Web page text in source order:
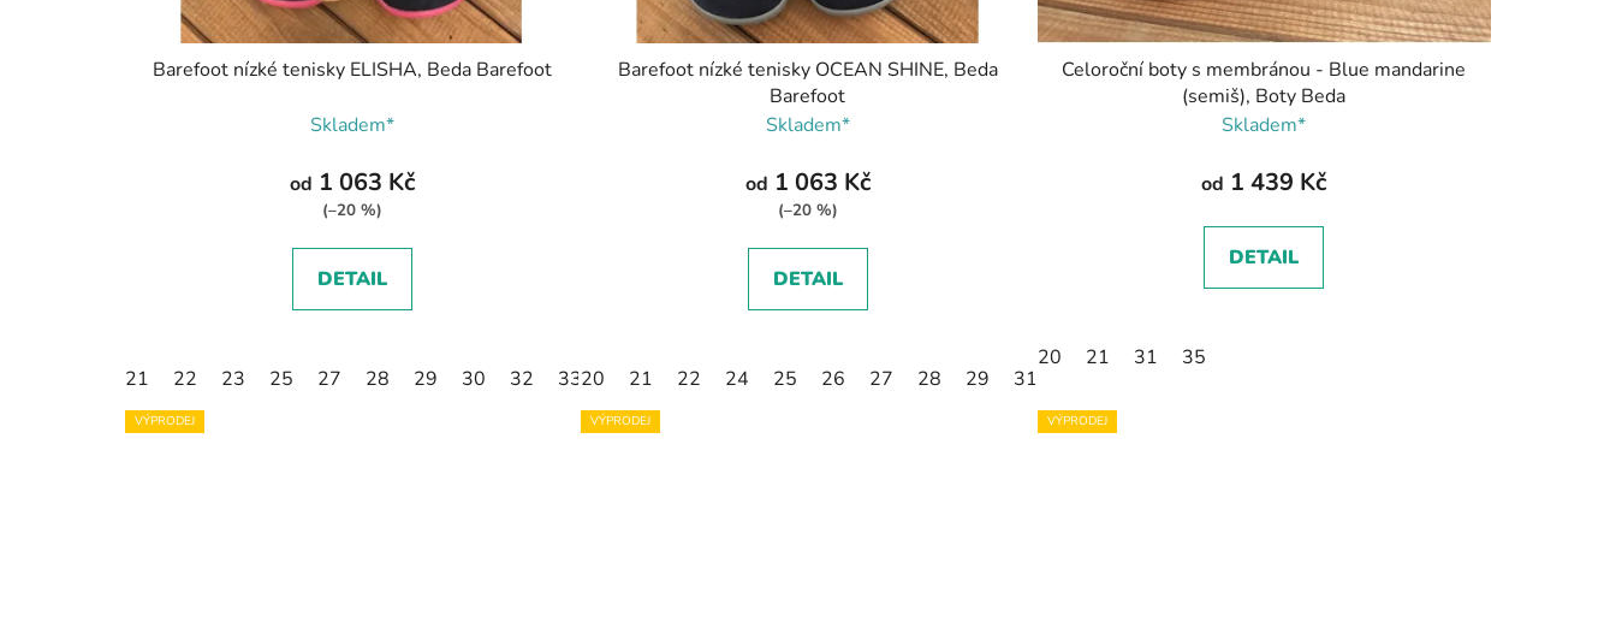
Barefoot nízké tenisky ELISHA, Beda Barefoot
Skladem*
od 1 063 Kč
(–20 %)
DETAIL
21 22 23 25 27 28 29 30 32 33
Barefoot nízké tenisky OCEAN SHINE, Beda
Barefoot
Skladem*
od 1 063 Kč
(–20 %)
DETAIL
20 21 22 24 25 26 27 28 29 31
Celoroční boty s membránou - Blue mandarine
(semiš), Boty Beda
Skladem*
od 1 439 Kč
DETAIL
20 21 31 35
VÝPRODEJ VÝPRODEJ VÝPRODEJ